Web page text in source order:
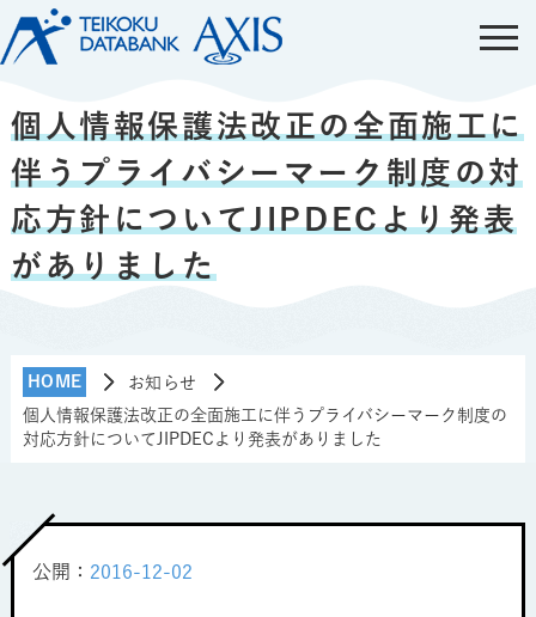
個人情報保護法改正の全面施工に
伴うプライバシーマーク制度の対
応方針についてJIPDECより発表
がありました
HOME
お知らせ
個人情報保護法改正の全面施工に伴うプライバシーマーク制度の
対応方針についてJIPDECより発表がありました
公開： 2016-12-02